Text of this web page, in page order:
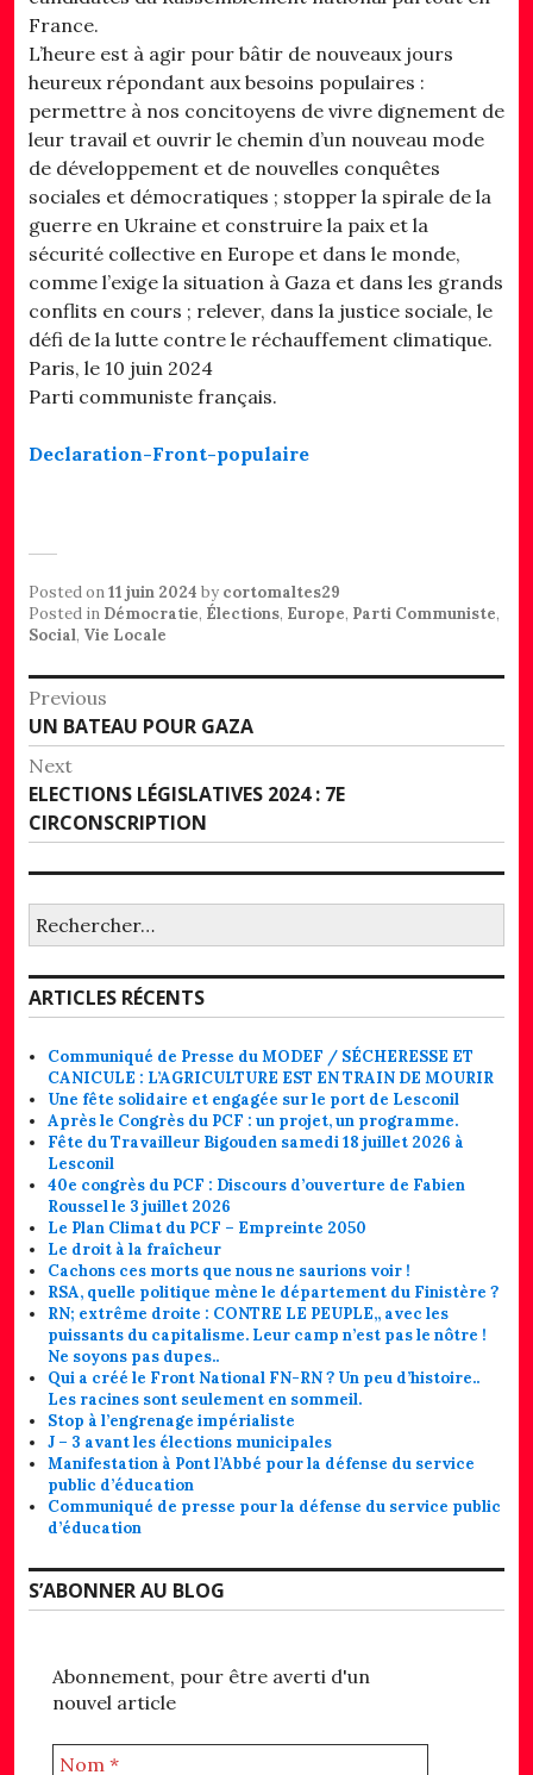
France.
L’heure est à agir pour bâtir de nouveaux jours
heureux répondant aux besoins populaires :
permettre à nos concitoyens de vivre dignement de
leur travail et ouvrir le chemin d’un nouveau mode
de développement et de nouvelles conquêtes
sociales et démocratiques ; stopper la spirale de la
guerre en Ukraine et construire la paix et la
sécurité collective en Europe et dans le monde,
comme l’exige la situation à Gaza et dans les grands
conflits en cours ; relever, dans la justice sociale, le
défi de la lutte contre le réchauffement climatique.
Paris, le 10 juin 2024
Parti communiste français.
Declaration-Front-populaire
Posted on11 juin 2024 by cortomaltes29
Posted in Démocratie, Élections, Europe, Parti Communiste,
Social, Vie Locale
Navigation
de
l’article
Previous
Previous
post:
UN BATEAU POUR GAZA
Next
Next
post:
ELECTIONS LÉGISLATIVES 2024 : 7E
CIRCONSCRIPTION
ARTICLES RÉCENTS
Communiqué de Presse du MODEF / SÉCHERESSE ET
CANICULE : L’AGRICULTURE EST EN TRAIN DE MOURIR
Une fête solidaire et engagée sur le port de Lesconil
Après le Congrès du PCF : un projet, un programme.
Fête du Travailleur Bigouden samedi 18 juillet 2026 à
Lesconil
40e congrès du PCF : Discours d’ouverture de Fabien
Roussel le 3 juillet 2026
Le Plan Climat du PCF – Empreinte 2050
Le droit à la fraîcheur
Cachons ces morts que nous ne saurions voir !
RSA, quelle politique mène le département du Finistère ?
RN; extrême droite : CONTRE LE PEUPLE,, avec les
puissants du capitalisme. Leur camp n’est pas le nôtre !
Ne soyons pas dupes..
Qui a créé le Front National FN-RN ? Un peu d’histoire..
Les racines sont seulement en sommeil.
Stop à l’engrenage impérialiste
J – 3 avant les élections municipales
Manifestation à Pont l’Abbé pour la défense du service
public d’éducation
Communiqué de presse pour la défense du service public
d’éducation
S’ABONNER AU BLOG
Abonnement, pour être averti d'un
nouvel article